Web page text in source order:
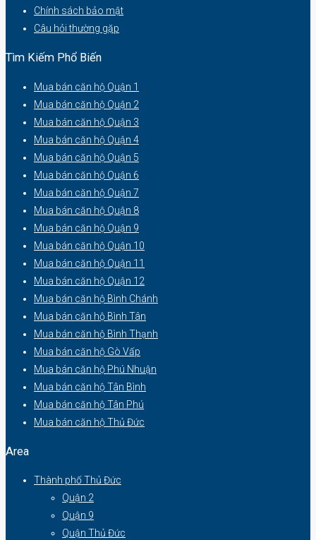
Chính sách bảo mật
Câu hỏi thường gặp
Tìm Kiếm Phổ Biến
Mua bán căn hộ Quận 1
Mua bán căn hộ Quận 2
Mua bán căn hộ Quận 3
Mua bán căn hộ Quận 4
Mua bán căn hộ Quận 5
Mua bán căn hộ Quận 6
Mua bán căn hộ Quận 7
Mua bán căn hộ Quận 8
Mua bán căn hộ Quận 9
Mua bán căn hộ Quận 10
Mua bán căn hộ Quận 11
Mua bán căn hộ Quận 12
Mua bán căn hộ Bình Chánh
Mua bán căn hộ Bình Tân
Mua bán căn hộ Bình Thạnh
Mua bán căn hộ Gò Vấp
Mua bán căn hộ Phú Nhuận
Mua bán căn hộ Tân Bình
Mua bán căn hộ Tân Phú
Mua bán căn hộ Thủ Đức
Area
Thành phố Thủ Đức
Quận 2
Quận 9
Quận Thủ Đức